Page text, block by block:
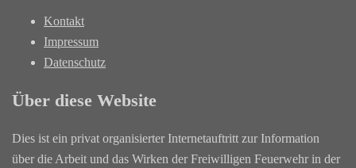
Kontakt
Impressum
Datenschutz
Über diese Website
Dies ist ein privat organisierter Internetauftritt zur Information
über die Arbeit und das Wirken der Freiwilligen Feuerwehr in der